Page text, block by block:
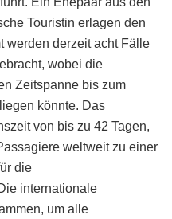
Touristin erlagen den
werden derzeit acht Fälle
wobei die
Zeitspanne bis zum
könnte. Das
von bis zu 42 Tagen,
weltweit zu einer
die
internationale
um alle